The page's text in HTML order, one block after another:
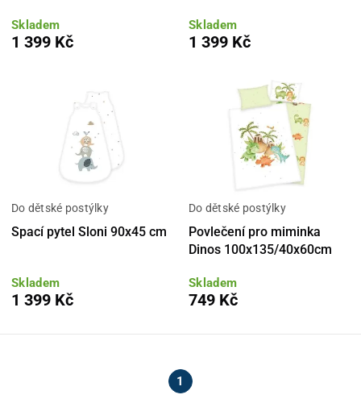
Skladem
1 399 Kč
Skladem
1 399 Kč
Do dětské postýlky
Spací pytel Sloni 90x45 cm
Skladem
1 399 Kč
Do dětské postýlky
Povlečení pro miminka
Dinos 100x135/40x60cm
Skladem
749 Kč
1